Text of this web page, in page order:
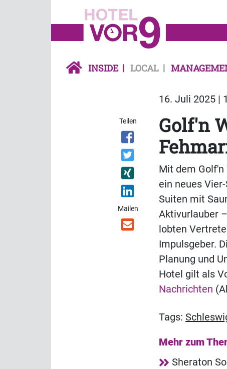
INSIDE LOCAL
16. Juli 2025 |
Teilen
Mailen
Golf'n
Mit dem
ein neues
Suiten mit
Aktivurlauber
lobten
Impulsgeber.
Planung und
Hotel gilt als
Nachrichten
Tags:
Mehr zum
Sheraton